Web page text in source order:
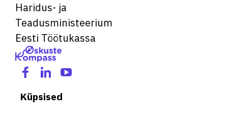
Haridus- ja
Teadusministeerium
Eesti Töötukassa
Küpsised